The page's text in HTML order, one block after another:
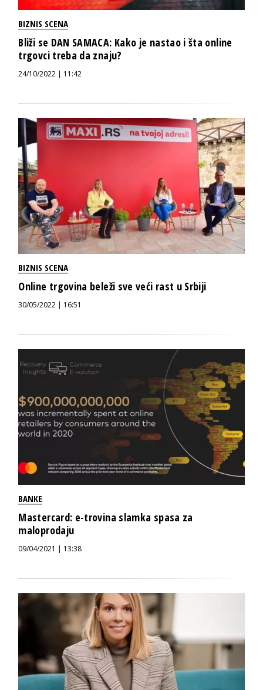
BIZNIS SCENA
Bliži se DAN SAMACA: Kako je nastao i šta online
trgovci treba da znaju?
24/10/2022 | 11:42
BIZNIS SCENA
Online trgovina beleži sve veći rast u Srbiji
30/05/2022 | 16:51
BANKE
Mastercard: e-trovina slamka spasa za
maloprodaju
09/04/2021 | 13:38